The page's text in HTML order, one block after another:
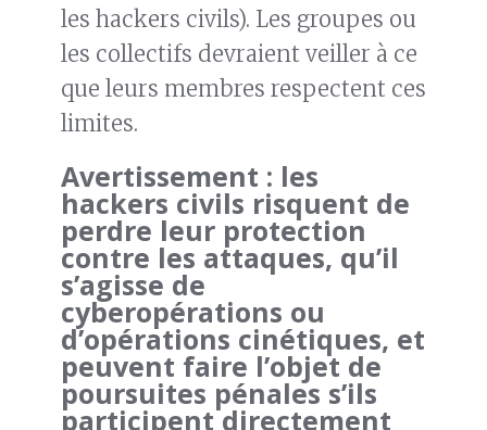
les hackers civils). Les groupes ou
les collectifs devraient veiller à ce
que leurs membres respectent ces
limites.
Avertissement : les
hackers civils risquent de
perdre leur protection
contre les attaques, qu’il
s’agisse de
cyberopérations ou
d’opérations cinétiques, et
peuvent faire l’objet de
poursuites pénales s’ils
participent directement